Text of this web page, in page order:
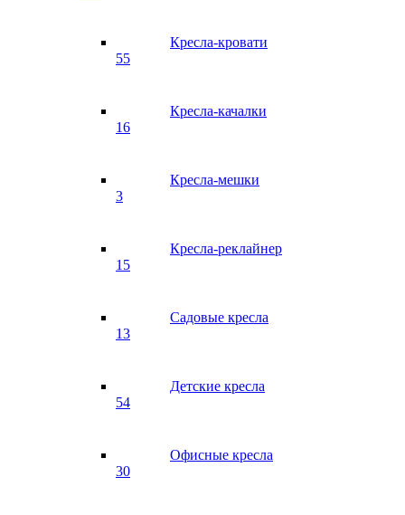
Кресла-кровати
55
Кресла-качалки
16
Кресла-мешки
3
Кресла-реклайнер
15
Садовые кресла
13
Детские кресла
54
Офисные кресла
30